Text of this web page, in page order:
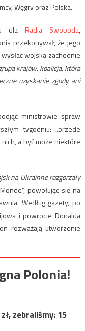
Węgry oraz Polska.
dlaRadia Swoboda,
przekonywał, że jego
wojska zachodnie
krajów, koalicja, która
uzyskanie zgody ani
ministrowie spraw
tygodniu: „przede
a być może niektóre
na Ukrainne rozgorzały
powołując się na
Według gazety, po
i powrocie Donalda
rozważają utworzenie
Polonia!
zł, zebraliśmy:15